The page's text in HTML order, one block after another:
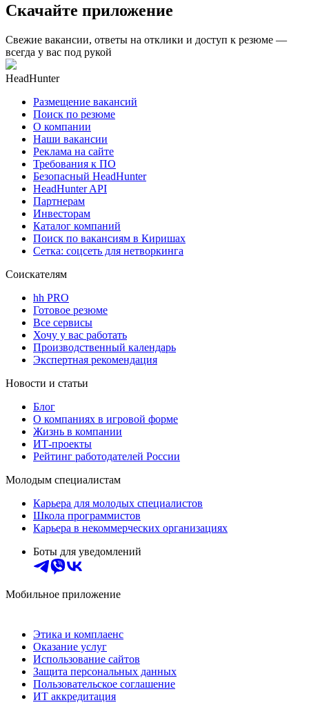
Скачайте приложение
Свежие вакансии, ответы на отклики и доступ к резюме —
всегда у вас под рукой
HeadHunter
Размещение вакансий
Поиск по резюме
О компании
Наши вакансии
Реклама на сайте
Требования к ПО
Безопасный HeadHunter
HeadHunter API
Партнерам
Инвесторам
Каталог компаний
Поиск по вакансиям в Киришах
Сетка: соцсеть для нетворкинга
Соискателям
hh PRO
Готовое резюме
Все сервисы
Хочу у вас работать
Производственный календарь
Экспертная рекомендация
Новости и статьи
Блог
О компаниях в игровой форме
Жизнь в компании
ИТ-проекты
Рейтинг работодателей России
Молодым специалистам
Карьера для молодых специалистов
Школа программистов
Карьера в некоммерческих организациях
Боты для уведомлений
Мобильное приложение
Этика и комплаенс
Оказание услуг
Использование сайтов
Защита персональных данных
Пользовательское соглашение
ИТ аккредитация